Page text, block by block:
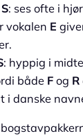
: ses ofte i
vokalen E
: hyppig i
både F og R
i danske